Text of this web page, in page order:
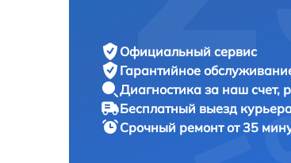
Официальный сервис
Гарантийное
Диагностика за наш счет,
Бесплатный выезд
Срочный ремонтот 35